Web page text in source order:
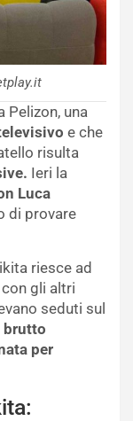
Pelizon, una
e che
risulta
Ieri la
Luca
di provare
riesce ad
gli altri
seduti sul
brutto
per